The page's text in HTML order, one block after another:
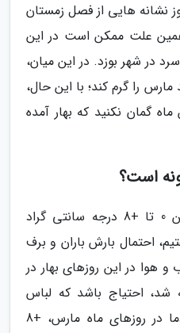
نشانه هایی از فصل زمستان
علت ممکن است در این
در شهر بوزد. در این میان،
را گرم کند؛ با این حال،
گمان نکنید که بهار آمده
است؟
دمای پراگ در ماه مارس بین 0 تا +8 درجه سانتی گراد
احتمال بارش باران و برف
هوا در این روزهای بهار در
شد، احتیاج باشد که لباس
زمستانی بپوشید. میانگین دما در روزهای ماه مارس، +8